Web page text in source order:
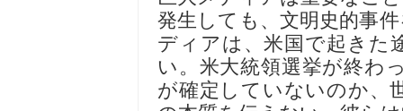
発生しても、文明史的事
ディアは、米国で起きた
い。米大統領選挙が終わ
が確定していないのか、